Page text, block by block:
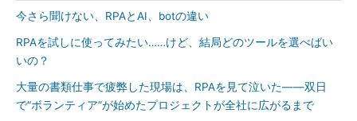
今さら聞けない、RPAとAI、botの違い
RPAを試しに使ってみたい……けど、結局どのツールを選べばい
いの？
大量の書類仕事で疲弊した現場は、RPAを見て泣いた――双日
で“ボランティア”が始めたプロジェクトが全社に広がるまで